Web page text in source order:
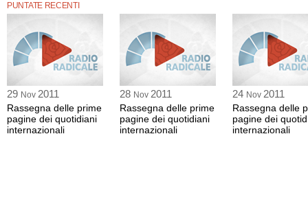
PUNTATE RECENTI
29 Nov 2011
Rassegna delle prime
pagine dei quotidiani
internazionali
28 Nov 2011
Rassegna delle prime
pagine dei quotidiani
internazionali
24 Nov 2011
Rassegna delle
pagine dei
internazionali